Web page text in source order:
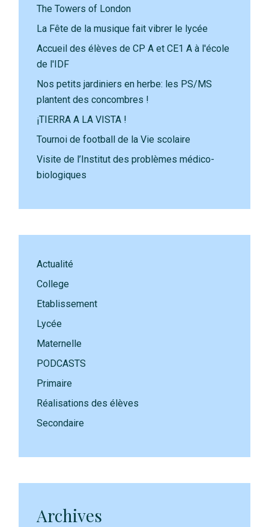
The Towers of London
La Fête de la musique fait vibrer le lycée
Accueil des élèves de CP A et CE1 A à l'école
de l'IDF
Nos petits jardiniers en herbe: les PS/MS
plantent des concombres !
¡TIERRA A LA VISTA !
Tournoi de football de la Vie scolaire
Visite de l’Institut des problèmes médico-
biologiques
Actualité
College
Etablissement
Lycée
Maternelle
PODCASTS
Primaire
Réalisations des élèves
Secondaire
Archives